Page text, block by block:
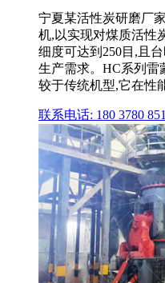
宁夏某活性炭研磨厂
机,以实现对煤质活性
细度可达到250目,且
生产需求。HC系列雷
较于传统机型,它在性
联系电话: 180 3780